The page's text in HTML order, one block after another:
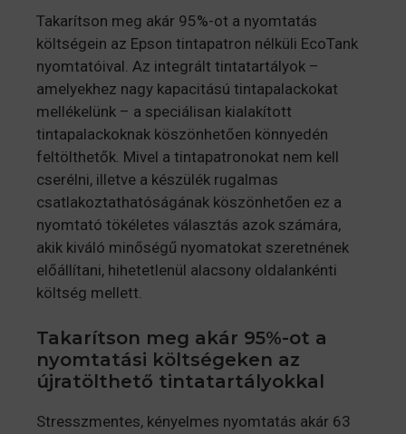
Takarítson meg akár 95%-ot a nyomtatás
költségein az Epson tintapatron nélküli EcoTank
nyomtatóival. Az integrált tintatartályok –
amelyekhez nagy kapacitású tintapalackokat
mellékelünk – a speciálisan kialakított
tintapalackoknak köszönhetően könnyedén
feltölthetők. Mivel a tintapatronokat nem kell
cserélni, illetve a készülék rugalmas
csatlakoztathatóságának köszönhetően ez a
nyomtató tökéletes választás azok számára,
akik kiváló minőségű nyomatokat szeretnének
előállítani, hihetetlenül alacsony oldalankénti
költség mellett.
Takarítson meg akár 95%-ot a
nyomtatási költségeken az
újratölthető tintatartályokkal
Stresszmentes, kényelmes nyomtatás akár 63